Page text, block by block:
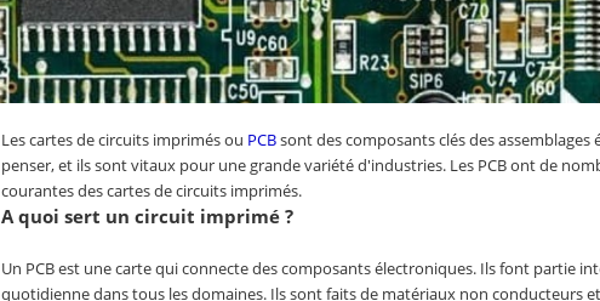
Les cartes de circuits imprimés ou PCBsont des composants clés des
penser, et ils sont vitaux pour une grande variété d'industries. Les PCB ont de
courantes des cartes de circuits imprimés.
A quoi sert un circuit imprimé ?
Un PCB est une carte qui connecte des composants électroniques. Ils font partie
quotidienne dans tous les domaines. Ils sont faits de matériaux non conducteurs